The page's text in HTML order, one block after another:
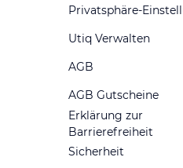
Privatsphäre-
Utiq Verwalten
AGB
AGB Gutscheine
Erklärung zur
Barrierefreiheit
Sicherheit